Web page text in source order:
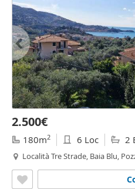
2.500€
180m2 6 Loc 2
Località Tre Strade, Baia Blu,